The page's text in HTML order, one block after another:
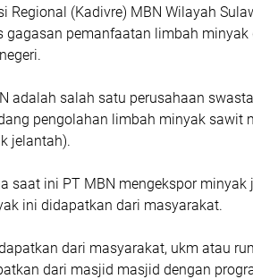
Regional (Kadivre) MBN Wilayah
gagasan pemanfaatan limbah minyak
adalah salah satu perusahaan
pengolahan limbah minyak sawit
jelantah).
saat ini PT MBN mengekspor minyak
ini didapatkan dari masyarakat.
dari masyarakat, ukm atau
dari masjid masjid dengan